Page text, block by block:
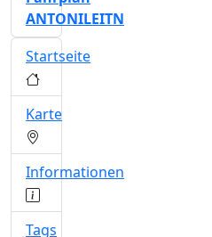
ANTONILEITN
Startseite
Karte
Informationen
Tags